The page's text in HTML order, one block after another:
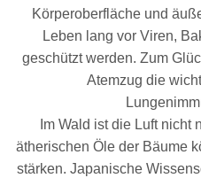
Körperoberfläche und
Leben lang vor Viren,
geschützt werden. Zum
Atemzug die
Im Wald ist die Luft nicht
ätherischen Öle der Bäume
stärken. Japanische